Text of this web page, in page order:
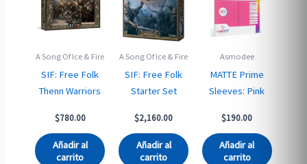
A Song Of Ice & Fire
SIF: Free Folk
Thenn Warriors
$780.00
Añadir al
carrito
A Song Of Ice & Fire
SIF: Free Folk
Starter Set
$2,160.00
Añadir al
carrito
Asmodee
MATTE Prime
Sleeves: Pink
$190.00
Añadir al
carrito